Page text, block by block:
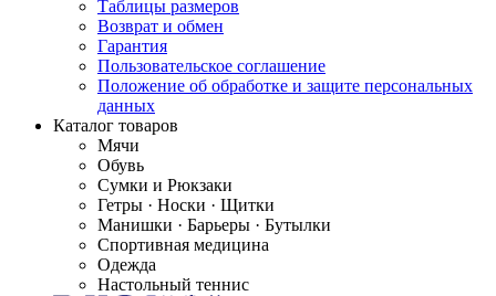
Таблицы размеров
Возврат и обмен
Гарантия
Пользовательское соглашение
Положение об обработке и защите персональных
данных
Каталог товаров
Мячи
Обувь
Сумки и Рюкзаки
Гетры · Носки · Щитки
Манишки · Барьеры · Бутылки
Спортивная медицина
Одежда
Настольный теннис